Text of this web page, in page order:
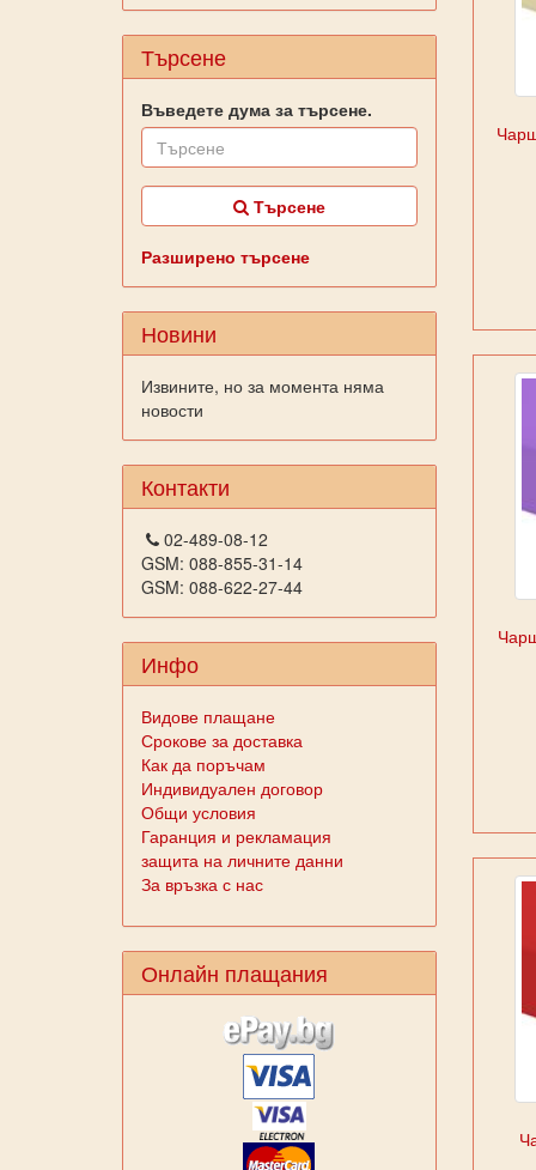
Търсене
Въведете дума за търсене.
Търсене
Разширено търсене
Новини
Извините, но за момента няма
новости
Контакти
02-489-08-12
GSM: 088-855-31-14
GSM: 088-622-27-44
Инфо
Видове плащане
Срокове за доставка
Как да поръчам
Индивидуален договор
Общи условия
Гаранция и рекламация
защита на личните данни
За връзка с нас
Онлайн плащания